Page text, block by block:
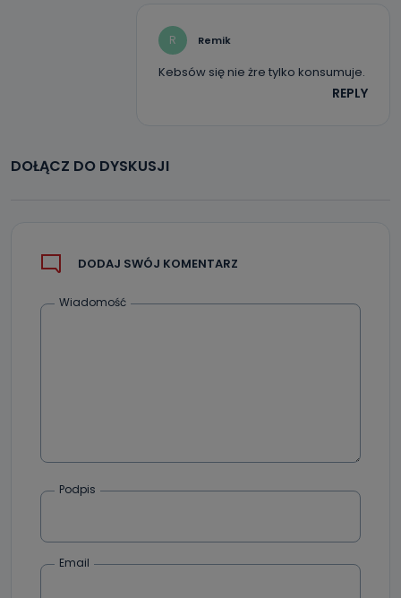
R Remik
Kebsów się nie żre tylko konsumuje.
REPLY
DOŁĄCZ DO DYSKUSJI
DODAJ SWÓJ KOMENTARZ
Wiadomość
Podpis
Email